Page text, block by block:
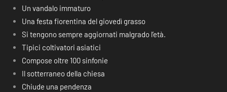
Un vandalo immaturo
Una festa fiorentina del giovedì grasso
Si tengono sempre aggiornati malgrado l’età.
Tipici coltivatori asiatici
Compose oltre 100 sinfonie
Il sotterraneo della chiesa
Chiude una pendenza